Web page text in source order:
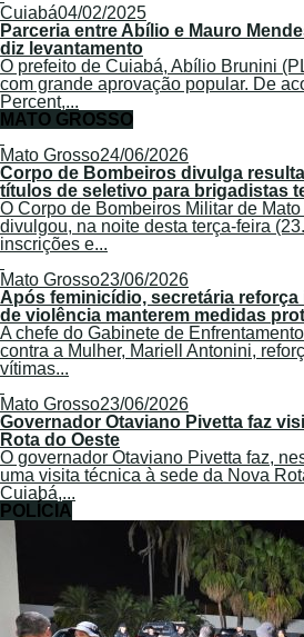
Cuiabá04/02/2025
Parceria entre Abílio e Mauro
diz levantamento
O prefeito de Cuiabá, Abílio Brunini
com grande aprovação popular. De
Percent,...
MATO GROSSO
Mato Grosso24/06/2026
Corpo de Bombeiros divulga
títulos de seletivo para brigadistas
O Corpo de Bombeiros Militar de
divulgou, na noite desta terça-feira
inscrições e...
Mato Grosso23/06/2026
Após feminicídio, secretária
de violência manterem medidas
A chefe do Gabinete de
contra a Mulher, Mariell Antonini,
vítimas...
Mato Grosso23/06/2026
Governador Otaviano Pivetta faz
Rota do Oeste
O governador Otaviano Pivetta faz,
uma visita técnica à sede da Nova
Cuiabá,...
POLÍCIA